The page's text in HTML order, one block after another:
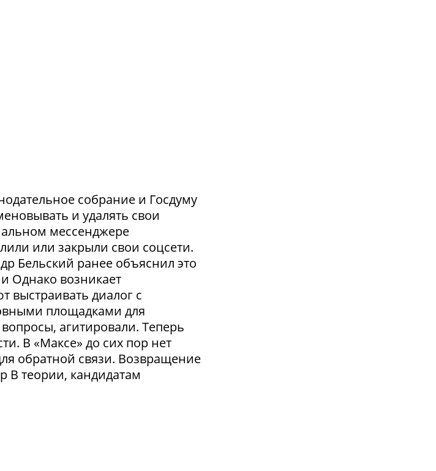
собрание и Госдуму
и удалять свои
мессенджере
или закрыли свои соцсети.
Бельский ранее объяснил это
Однако возникает
выстраивать диалог с
площадками для
агитировали. Теперь
В «Максе» до сих пор нет
обратной связи. Возвращение
В теории, кандидатам